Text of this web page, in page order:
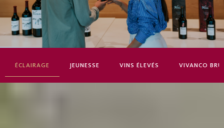
ÉCLAIRAGE JEUNESSE VINS ÉLEVÉS VIVANCO